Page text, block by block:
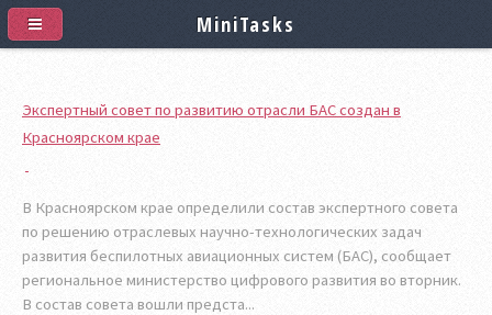
Экспертный совет по развитию отрасли БАС создан в
Красноярском крае
В Красноярском крае определили состав экспертного совета
по решению отраслевых научно-технологических задач
развития беспилотных авиационных систем (БАС), сообщает
региональное министерство цифрового развития во вторник.
В состав совета вошли предста...
MiniTasks